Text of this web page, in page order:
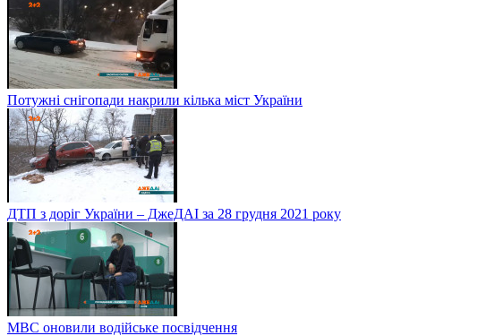
Потужні снігопади накрили кілька міст України
ДТП з доріг України – ДжеДАІ за 28 грудня 2021 року
МВС оновили водійське посвідчення